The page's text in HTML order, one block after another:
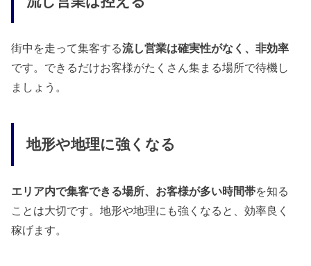
街中を走って集客する流し営業は確実性がなく、非効率
です。できるだけお客様がたくさん集まる場所で待機し
ましょう。
地形や地理に強くなる
エリア内で集客できる場所、お客様が多い時間帯を知る
ことは大切です。地形や地理にも強くなると、効率良く
稼げます。